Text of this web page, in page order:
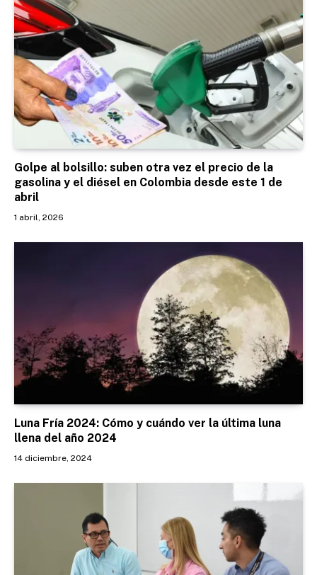
Golpe al bolsillo: suben otra vez el precio de la
gasolina y el diésel en Colombia desde este 1 de
abril
1 abril, 2026
Luna Fría 2024: Cómo y cuándo ver la última luna
llena del año 2024
14 diciembre, 2024